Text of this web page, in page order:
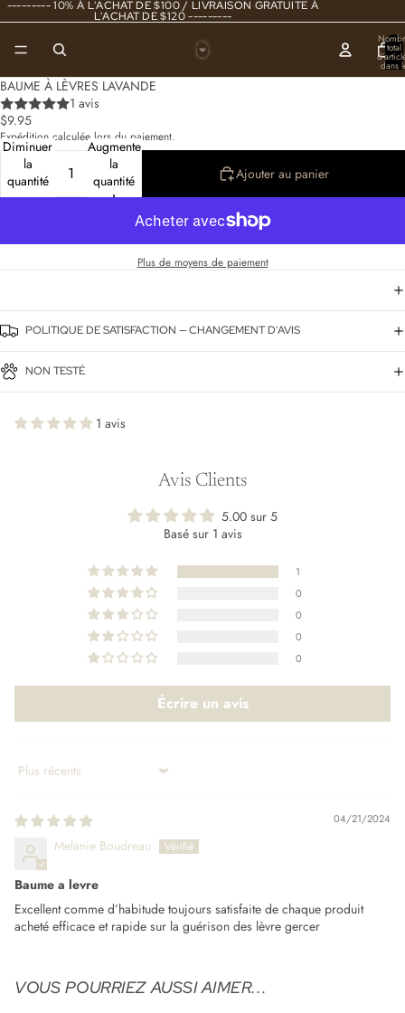
--------- 10% À L'ACHAT DE $100 / LIVRAISON GRATUITE À
L'ACHAT DE $120 ---------
total
dans
BAUME À LÈVRES LAVANDE
1 avis
$9.95
Expédition calculée lors du paiement.
Diminuer
la
quantité
Augmenter
la
quantité
Ajouter au panier
Plus de moyens de paiement
POLITIQUE DE SATISFACTION — CHANGEMENT D'AVIS
NON TESTÉ
1 avis
Avis Clients
5.00 sur 5
Basé sur 1 avis
1
0
0
0
0
Écrire un avis
Sort by
04/21/2024
Melanie Boudreau
Baume a levre
Excellent comme d’habitude toujours satisfaite de chaque produit
acheté efficace et rapide sur la guérison des lèvre gercer
VOUS POURRIEZ AUSSI AIMER...